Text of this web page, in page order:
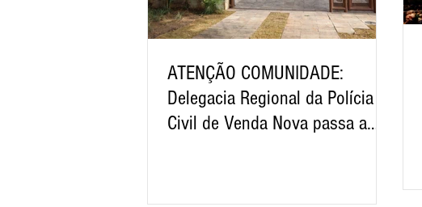
ATENÇÃO COMUNIDADE:
Delegacia Regional da Polícia
Civil de Venda Nova passa a